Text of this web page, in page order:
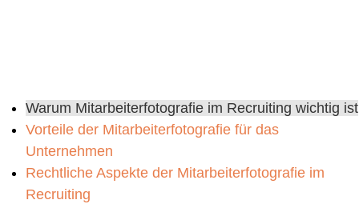
Warum Mitarbeiterfotografie im Recruiting wichtig ist
Vorteile der Mitarbeiterfotografie für das
Unternehmen
Rechtliche Aspekte der Mitarbeiterfotografie im
Recruiting